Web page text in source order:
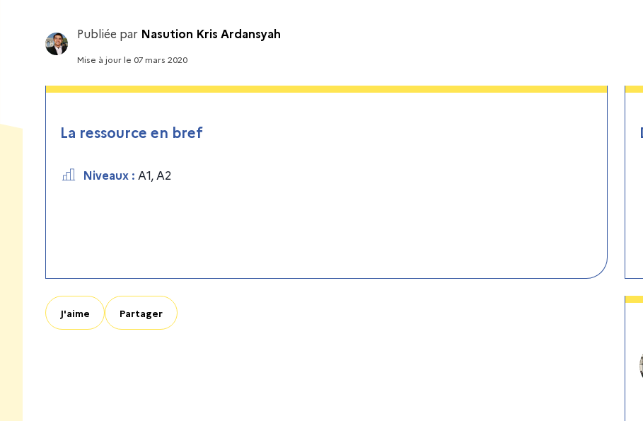
Publiée par Nasution Kris Ardansyah
Mise à jourle 07 mars 2020
La ressource en bref
Niveaux : A1, A2
J'aime Partager